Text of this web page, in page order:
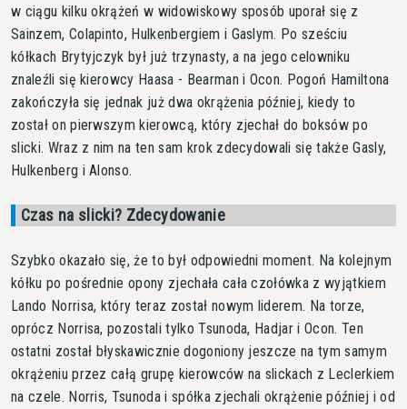
w ciągu kilku okrążeń w widowiskowy sposób uporał się z
Sainzem, Colapinto, Hulkenbergiem i Gaslym. Po sześciu
kółkach Brytyjczyk był już trzynasty, a na jego celowniku
znaleźli się kierowcy Haasa - Bearman i Ocon. Pogoń Hamiltona
zakończyła się jednak już dwa okrążenia później, kiedy to
został on pierwszym kierowcą, który zjechał do boksów po
slicki. Wraz z nim na ten sam krok zdecydowali się także Gasly,
Hulkenberg i Alonso.
Czas na slicki? Zdecydowanie
Szybko okazało się, że to był odpowiedni moment. Na kolejnym
kółku po pośrednie opony zjechała cała czołówka z wyjątkiem
Lando Norrisa, który teraz został nowym liderem. Na torze,
oprócz Norrisa, pozostali tylko Tsunoda, Hadjar i Ocon. Ten
ostatni został błyskawicznie dogoniony jeszcze na tym samym
okrążeniu przez całą grupę kierowców na slickach z Leclerkiem
na czele. Norris, Tsunoda i spółka zjechali okrążenie później i od